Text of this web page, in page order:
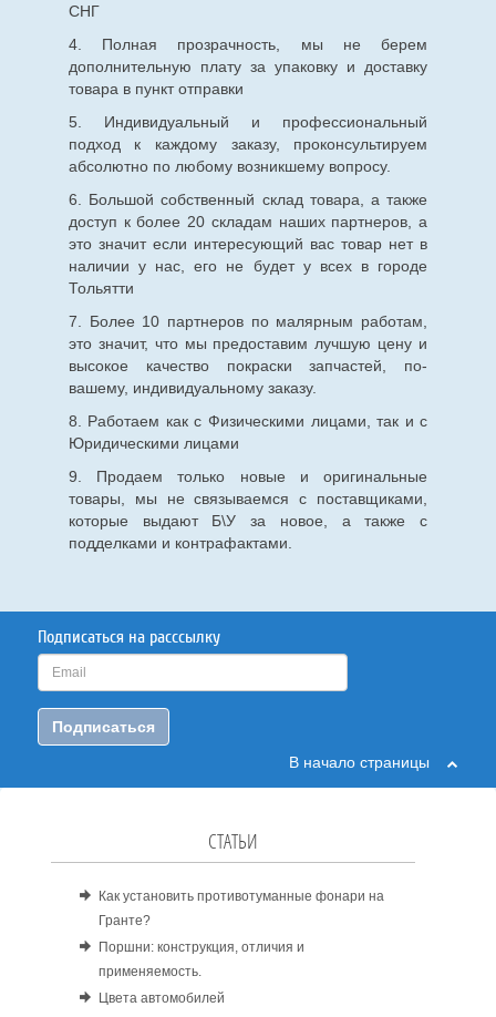
СНГ
4. Полная прозрачность, мы не берем
дополнительную плату за упаковку и доставку
товара в пункт отправки
5. Индивидуальный и профессиональный
подход к каждому заказу, проконсультируем
абсолютно по любому возникшему вопросу.
6. Большой собственный склад товара, а также
доступ к более 20 складам наших партнеров, а
это значит если интересующий вас товар нет в
наличии у нас, его не будет у всех в городе
Тольятти
7. Более 10 партнеров по малярным работам,
это значит, что мы предоставим лучшую цену и
высокое качество покраски запчастей, по-
вашему, индивидуальному заказу.
8. Работаем как с Физическими лицами, так и с
Юридическими лицами
9. Продаем только новые и оригинальные
товары, мы не связываемся с поставщиками,
которые выдают Б\У за новое, а также с
подделками и контрафактами.
Подписаться на расссылку
Подписаться
В начало страницы
СТАТЬИ
Как установить противотуманные фонари на
Гранте?
Поршни: конструкция, отличия и
применяемость.
Цвета автомобилей